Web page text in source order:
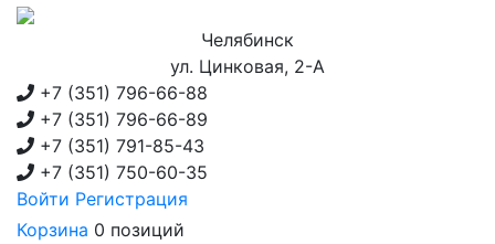
Челябинск
ул. Цинковая, 2-А
+7 (351) 796-66-88
+7 (351) 796-66-89
+7 (351) 791-85-43
+7 (351) 750-60-35
Войти Регистрация
Корзина 0 позиций